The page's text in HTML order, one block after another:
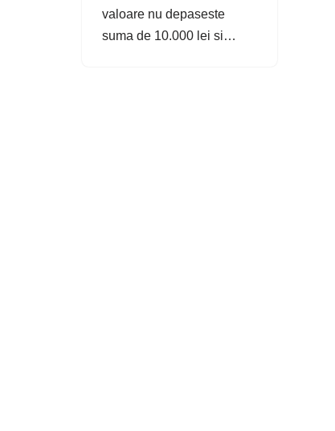
valoare nu depaseste
suma de 10.000 lei si…